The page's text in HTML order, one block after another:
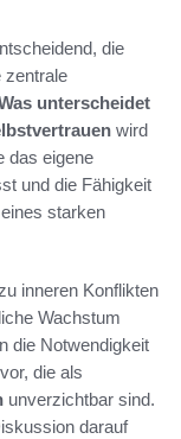
die
zentrale
unterscheidet
wird
das eigene
und die Fähigkeit
starken
inneren Konflikten
Wachstum
die Notwendigkeit
die als
unverzichtbar sind.
darauf